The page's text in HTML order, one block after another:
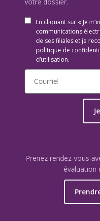
En cliquant sur « Je
communications
de ses filiales et je
politique de
d’utilisation.
Prenez rendez-vous
évaluation